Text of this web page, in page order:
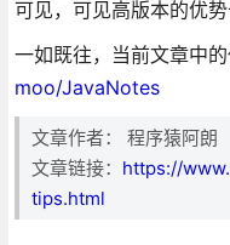
可见，可见高版本的优势
一如既往，当前文章中
moo/JavaNotes
文章作者： 程序猿阿朗
文章链接： https://
tips.html